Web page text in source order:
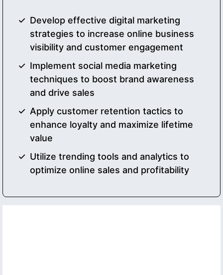
Develop effective digital marketing
strategies to increase online business
visibility and customer engagement
Implement social media marketing
techniques to boost brand awareness
and drive sales
Apply customer retention tactics to
enhance loyalty and maximize lifetime
value
Utilize trending tools and analytics to
optimize online sales and profitability